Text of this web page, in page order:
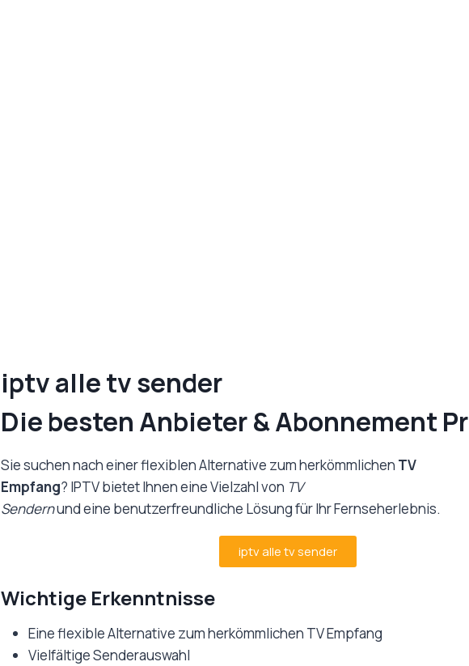
iptv alle tv sender
Die besten Anbieter & Abonnement
Sie suchen nach einer flexiblen Alternative zum herkömmlichen TV
Empfang? IPTV bietet Ihnen eine Vielzahl von TV
Sendernund eine benutzerfreundliche Lösung für Ihr Fernseherlebnis.
iptv alle tv sender
Wichtige Erkenntnisse
Eine flexible Alternative zum herkömmlichen TV Empfang
Vielfältige Senderauswahl